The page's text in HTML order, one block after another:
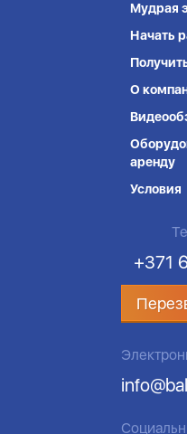
Мудрая
Начать
О
аренду
Условия
+371